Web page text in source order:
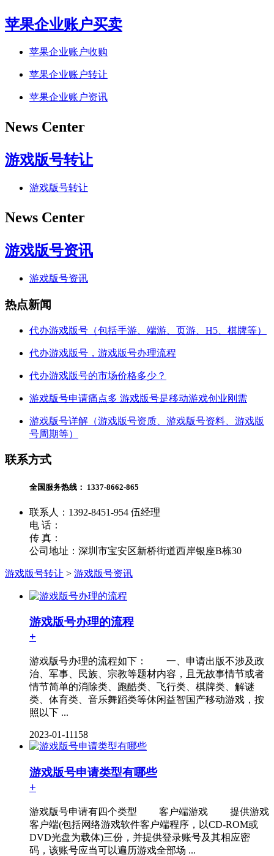
苹果企业账户买卖
苹果企业账户收购
苹果企业账户转让
苹果企业账户资讯
News Center
游戏版号转让
游戏版号转让
News Center
游戏版号资讯
游戏版号资讯
热点新闻
代办游戏版号（包括手游、端游、页游、H5、棋牌等）
代办游戏版号，游戏版号办理流程
代办游戏版号的市场价格多少？
游戏版号申请痛点多 游戏版号是移动游戏创业刚需
游戏版号详解（游戏版号资质、游戏版号资料、游戏版
号周期等）
联系方式
全国服务热线： 1337-8662-865
联系人：1392-8451-954 伍经理
电 话：
传 真：
公司地址：深圳市宝安区新桥街道西岸银座B栋30
游戏版号转让 > 游戏版号资讯
游戏版号办理的流程
+
游戏版号办理的流程如下： 一、申请出版不涉及政
治、军事、民族、宗教等题材内容，且无故事情节或者
情节简单的消除类、跑酷类、飞行类、棋牌类、解谜
类、体育类、音乐舞蹈类等休闲益智国产移动游戏，按
照以下 ...
2023-01-11158
游戏版号申请类型有哪些
+
游戏版号申请有四个类型 客户端游戏 提供游戏
客户端(包括网络游戏软件客户端程序，以CD-ROM或
DVD光盘为载体)三份，并提供登录账号及其相应密
码，该账号应当可以遍历游戏全部场 ...